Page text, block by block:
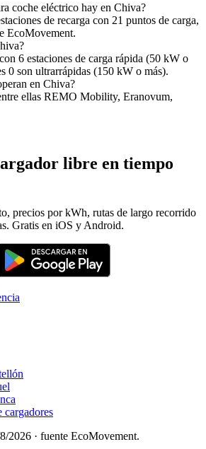
coche eléctrico hay en Chiva?
de recarga con 21 puntos de carga,
EcoMovement.
6 estaciones de carga rápida (50 kW o
0 son ultrarrápidas (150 kW o más).
en Chiva?
ellas REMO Mobility, Eranovum,
libre en tiempo
precios por kWh, rutas de largo recorrido
Gratis en iOS y Android.
cargadores
2026 · fuente EcoMovement.